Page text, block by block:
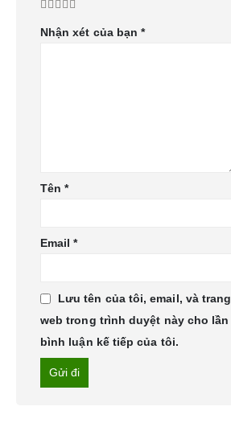
Nhận xét của bạn*
Tên*
Email*
Lưu tên của tôi, email, và trang
web trong trình duyệt này cho lần
bình luận kế tiếp của tôi.